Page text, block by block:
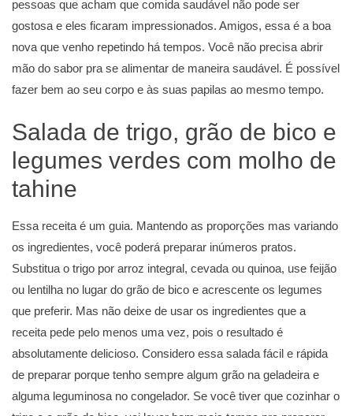
pessoas que acham que comida saudável não pode ser
gostosa e eles ficaram impressionados. Amigos, essa é a boa
nova que venho repetindo há tempos. Você não precisa abrir
mão do sabor pra se alimentar de maneira saudável. É possível
fazer bem ao seu corpo e às suas papilas ao mesmo tempo.
Salada de trigo, grão de bico e
legumes verdes com molho de
tahine
Essa receita é um guia. Mantendo as proporções mas variando
os ingredientes, você poderá preparar inúmeros pratos.
Substitua o trigo por arroz integral, cevada ou quinoa, use feijão
ou lentilha no lugar do grão de bico e acrescente os legumes
que preferir. Mas não deixe de usar os ingredientes que a
receita pede pelo menos uma vez, pois o resultado é
absolutamente delicioso. Considero essa salada fácil e rápida
de preparar porque tenho sempre algum grão na geladeira e
alguma leguminosa no congelador. Se você tiver que cozinhar o